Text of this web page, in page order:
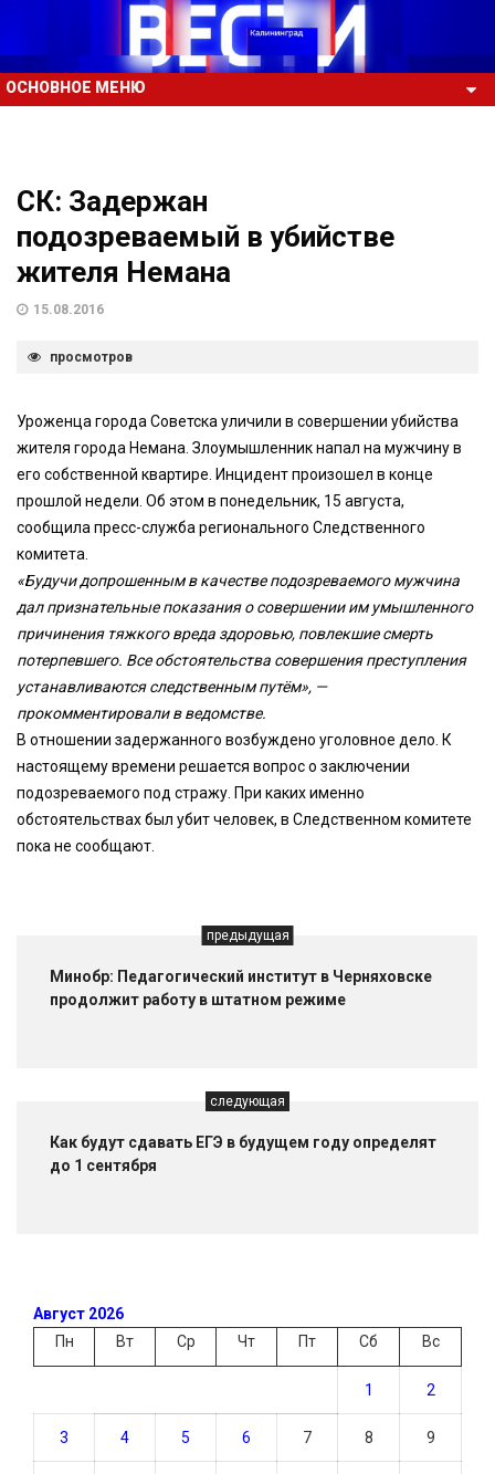
ОСНОВНОЕ МЕНЮ
СК: Задержан
подозреваемый в убийстве
жителя Немана
15.08.2016
просмотров
Уроженца города Советска уличили в совершении убийства
жителя города Немана. Злоумышленник напал на мужчину в
его собственной квартире. Инцидент произошел в конце
прошлой недели. Об этом в понедельник, 15 августа,
сообщила пресс-служба регионального Следственного
комитета.
«Будучи допрошенным в качестве подозреваемого мужчина
дал признательные показания о совершении им умышленного
причинения тяжкого вреда здоровью, повлекшие смерть
потерпевшего. Все обстоятельства совершения преступления
устанавливаются следственным путём», —
прокомментировали в ведомстве.
В отношении задержанного возбуждено уголовное дело. К
настоящему времени решается вопрос о заключении
подозреваемого под стражу. При каких именно
обстоятельствах был убит человек, в Следственном комитете
пока не сообщают.
предыдущая
Минобр: Педагогический институт в Черняховске
продолжит работу в штатном режиме
следующая
Как будут сдавать ЕГЭ в будущем году определят
до 1 сентября
Август 2026
Пн
Вт Ср Чт Пт Сб Вс
1 2
3 4 5 6 7 8 9